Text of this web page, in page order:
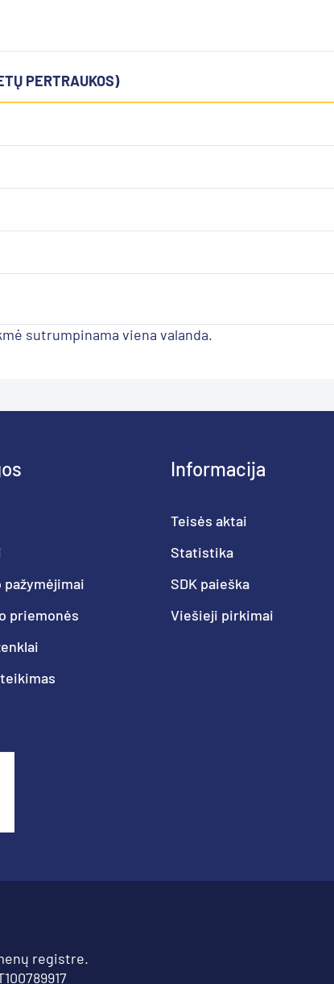
PERTRAUKOS)
sutrumpinama viena valanda.
priemonės
Informacija
Teisės aktai
Statistika
SDK paieška
Viešieji pirkimai
registre.